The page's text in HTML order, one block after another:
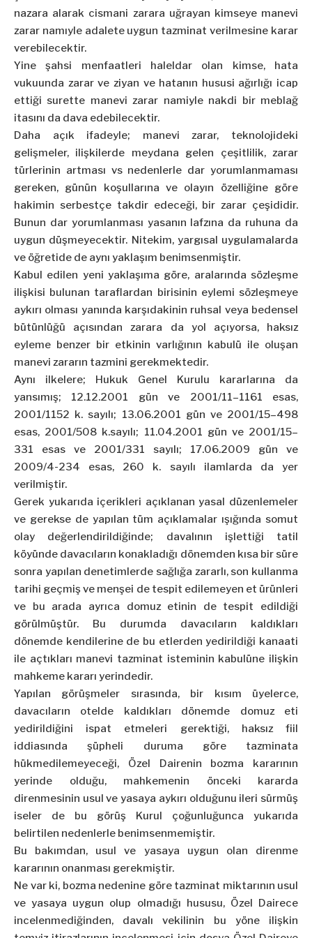
nazara alarak cismani zarara uğrayan kimseye manevi
zarar namıyle adalete uygun tazminat verilmesine karar
verebilecektir.
Yine şahsi menfaatleri haleldar olan kimse, hata
vukuunda zarar ve ziyan ve hatanın hususi ağırlığı icap
ettiği surette manevi zarar namiyle nakdi bir meblağ
itasını da dava edebilecektir.
Daha açık ifadeyle; manevi zarar, teknolojideki
gelişmeler, ilişkilerde meydana gelen çeşitlilik, zarar
türlerinin artması vs nedenlerle dar yorumlanmaması
gereken, günün koşullarına ve olayın özelliğine göre
hakimin serbestçe takdir edeceği, bir zarar çeşididir.
Bunun dar yorumlanması yasanın lafzına da ruhuna da
uygun düşmeyecektir. Nitekim, yargısal uygulamalarda
ve öğretide de aynı yaklaşım benimsenmiştir.
Kabul edilen yeni yaklaşıma göre, aralarında sözleşme
ilişkisi bulunan taraflardan birisinin eylemi sözleşmeye
aykırı olması yanında karşıdakinin ruhsal veya bedensel
bütünlüğü açısından zarara da yol açıyorsa, haksız
eyleme benzer bir etkinin varlığının kabulü ile oluşan
manevi zararın tazmini gerekmektedir.
Aynı ilkelere; Hukuk Genel Kurulu kararlarına da
yansımış; 12.12.2001 gün ve 2001/11–1161 esas,
2001/1152 k. sayılı; 13.06.2001 gün ve 2001/15–498
esas, 2001/508 k.sayılı; 11.04.2001 gün ve 2001/15–
331 esas ve 2001/331 sayılı; 17.06.2009 gün ve
2009/4-234 esas, 260 k. sayılı ilamlarda da yer
verilmiştir.
Gerek yukarıda içerikleri açıklanan yasal düzenlemeler
ve gerekse de yapılan tüm açıklamalar ışığında somut
olay değerlendirildiğinde; davalının işlettiği tatil
köyünde davacıların konakladığı dönemden kısa bir süre
sonra yapılan denetimlerde sağlığa zararlı, son kullanma
tarihi geçmiş ve menşei de tespit edilemeyen et ürünleri
ve bu arada ayrıca domuz etinin de tespit edildiği
görülmüştür. Bu durumda davacıların kaldıkları
dönemde kendilerine de bu etlerden yedirildiği kanaati
ile açtıkları manevi tazminat isteminin kabulüne ilişkin
mahkeme kararı yerindedir.
Yapılan görüşmeler sırasında, bir kısım üyelerce,
davacıların otelde kaldıkları dönemde domuz eti
yedirildiğini ispat etmeleri gerektiği, haksız fiil
iddiasında şüpheli duruma göre tazminata
hükmedilemeyeceği, Özel Dairenin bozma kararının
yerinde olduğu, mahkemenin önceki kararda
direnmesinin usul ve yasaya aykırı olduğunu ileri sürmüş
iseler de bu görüş Kurul çoğunluğunca yukarıda
belirtilen nedenlerle benimsenmemiştir.
Bu bakımdan, usul ve yasaya uygun olan direnme
kararının onanması gerekmiştir.
Ne var ki, bozma nedenine göre tazminat miktarının usul
ve yasaya uygun olup olmadığı hususu, Özel Dairece
incelenmediğinden, davalı vekilinin bu yöne ilişkin